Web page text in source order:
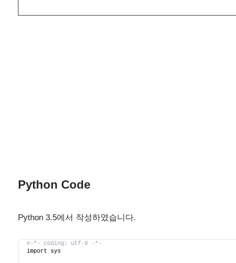
Python Code
Python 3.5에서 작성하였습니다.
#-*- coding: utf-8 -*-
import sys